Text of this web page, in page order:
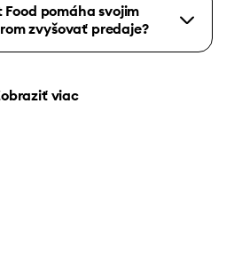
pomáha svojim
zvyšovať predaje?
viac